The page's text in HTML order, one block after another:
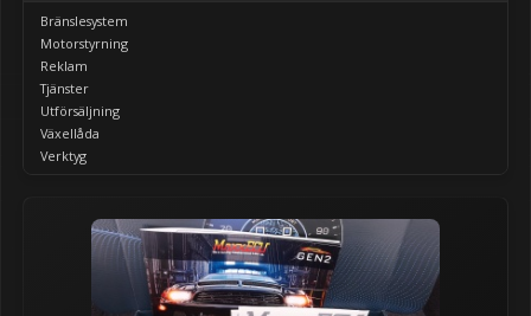
Bränslesystem
Motorstyrning
Reklam
Tjänster
Utförsäljning
Växellåda
Verktyg